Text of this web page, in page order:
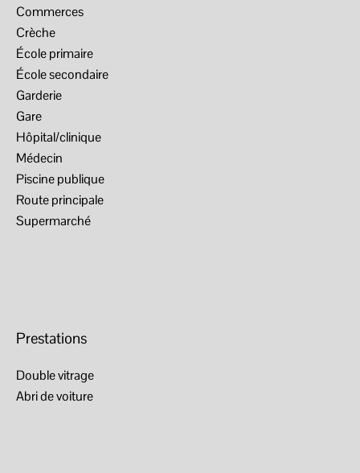
Commerces
Crèche
École primaire
École secondaire
Garderie
Gare
Hôpital/clinique
Médecin
Piscine publique
Route principale
Supermarché
Prestations
Double vitrage
Abri de voiture